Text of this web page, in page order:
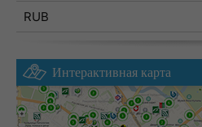
RUB
Интерактивная карта